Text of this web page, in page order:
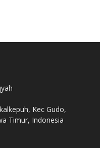
Kec Gudo,
Timur, Indonesia